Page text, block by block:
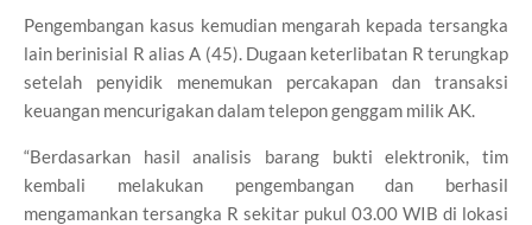
Pengembangan kasus kemudian mengarah kepada tersangka
lain berinisial R alias A (45). Dugaan keterlibatan R terungkap
setelah penyidik menemukan percakapan dan transaksi
keuangan mencurigakan dalam telepon genggam milik AK.
“Berdasarkan hasil analisis barang bukti elektronik, tim
kembali melakukan pengembangan dan berhasil
mengamankan tersangka R sekitar pukul 03.00 WIB di lokasi